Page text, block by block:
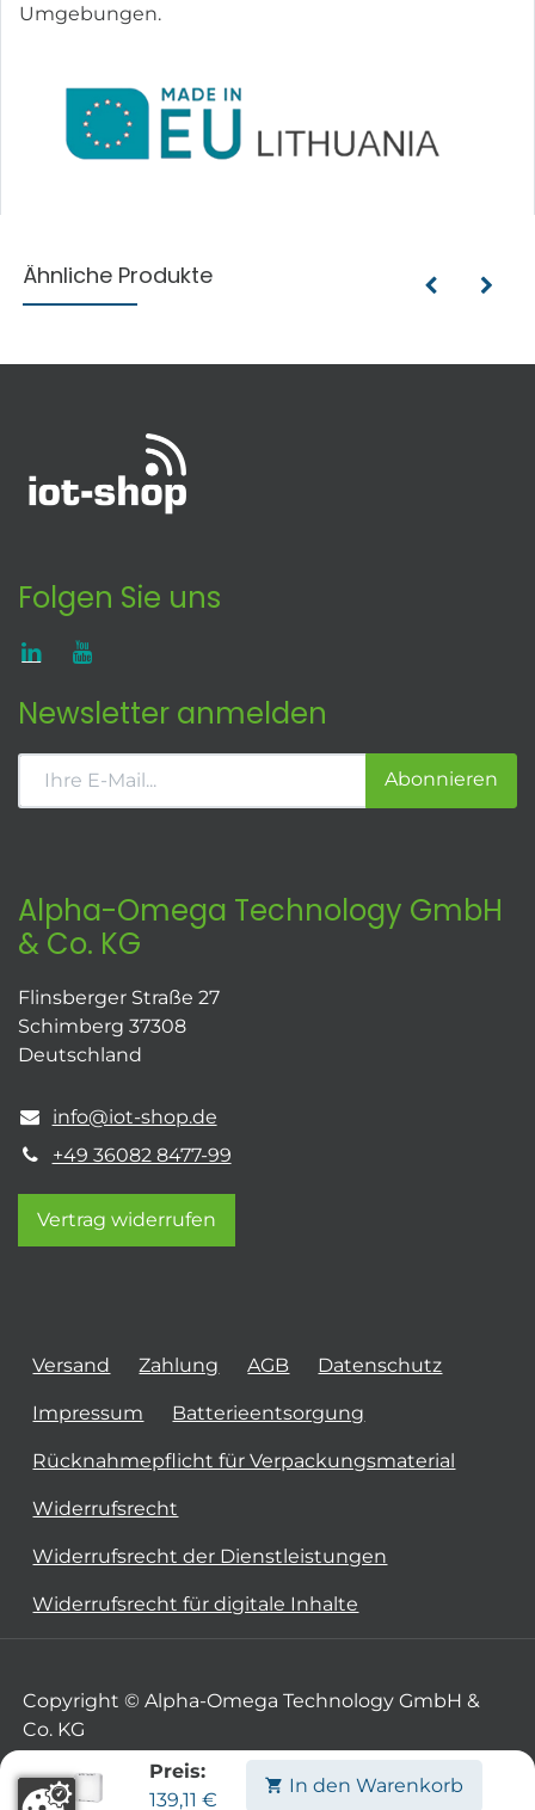
Preis:
139,11 €
In den Warenkorb
Umgebungen.
Ähnliche Produkte
Folgen Sie uns
Newsletter anmelden
Abonnieren
Alpha-Omega Technology GmbH
& Co. KG
Flinsberger Straße 27
Schimberg 37308
Deutschland
info@iot-shop.de
+49 36082 8477-99
Vertrag widerrufen
Versand Zahlung AGB Datenschutz
Impressum Batterieentsorgung
Rücknahmepflicht für Verpackungsmaterial
Widerrufsrecht
Widerrufsrecht der Dienstleistungen
Widerrufsrecht für digitale Inhalte
Copyright © Alpha-Omega Technology GmbH &
Co. KG